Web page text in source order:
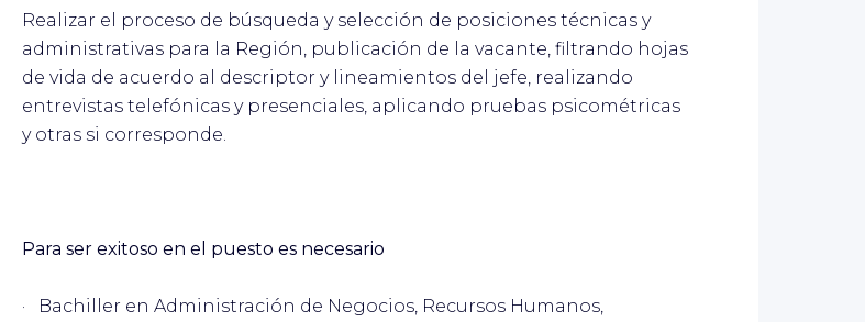
Realizar el proceso de búsqueda y selección de posiciones técnicas y
administrativas para la Región, publicación de la vacante, filtrando hojas
de vida de acuerdo al descriptor y lineamientos del jefe, realizando
entrevistas telefónicas y presenciales, aplicando pruebas psicométricas
y otras si corresponde.
Para ser exitoso en el puesto es necesario
· Bachiller en Administración de Negocios, Recursos Humanos,